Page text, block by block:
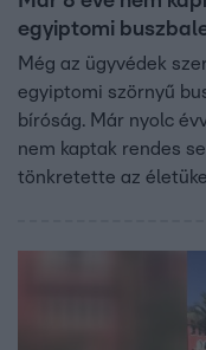
egyiptomi
Még az ügyvédek
egyiptomi szörnyű
bíróság. Már nyolc
nem kaptak rendes
tönkretette az